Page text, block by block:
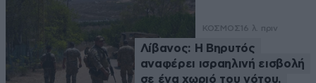
ΚΟΣΜΟΣ 16 λ. πριν
Λίβανος: Η Βηρυτός
αναφέρει ισραηλινή εισβολή
σε ένα χωριό του νότου,